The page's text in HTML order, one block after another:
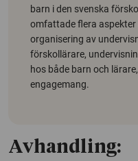
barn i den svenska
omfattade flera
organisering av
förskollärare,
hos både barn och
engagemang.
Avhandling: